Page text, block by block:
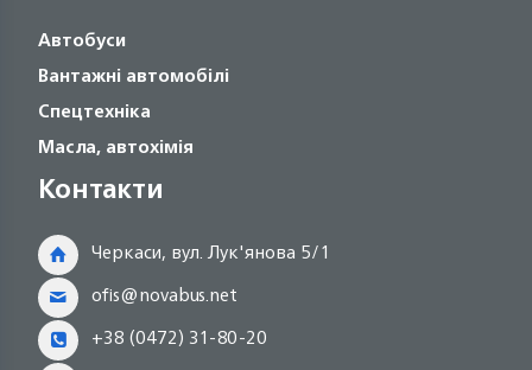
Автобуси
Вантажні автомобілі
Спецтехніка
Масла, автохімія
Контакти
Черкаси, вул. Лук'янова 5/1
ofis@novabus.net
+38 (0472) 31-80-20